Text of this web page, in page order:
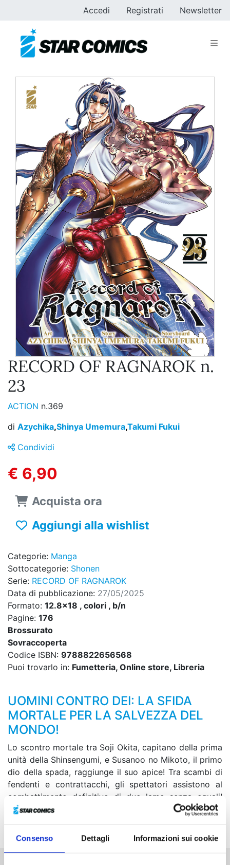
Consenso Dettagli Informazioni sui cookie
Accedi Registrati Newsletter
RECORD OF RAGNAROK n.
23
ACTION n.369
di Azychika,Shinya Umemura,Takumi Fukui
Condividi
€ 6,90
Acquista ora
Aggiungi alla wishlist
Categorie: Manga
Sottocategorie: Shonen
Serie: RECORD OF RAGNAROK
Data di pubblicazione: 27/05/2025
Formato: 12.8x18 , colori , b/n
Pagine: 176
Brossurato
Sovraccoperta
Codice ISBN: 9788822656568
Puoi trovarlo in: Fumetteria, Online store, Libreria
UOMINI CONTRO DEI: LA SFIDA
MORTALE PER LA SALVEZZA DEL
MONDO!
Lo scontro mortale tra Soji Okita, capitano della prima
unità della Shinsengumi, e Susanoo no Mikoto, il primo
dio della spada, raggiunge il suo apice! Tra scambi di
fendenti e contrattacchi, gli spettatori assistono al
combattimento definitivo di due lame senza eguali!
Quale sarà l'esito?Intanto Odino sembra tramare in
segreto un piano molto pericoloso...